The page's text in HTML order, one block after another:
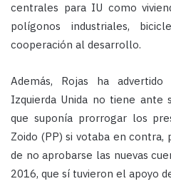
centrales para IU como
polígonos industriales,
cooperación al desarrollo.
Además, Rojas ha
Izquierda Unida no tiene ante
que suponía prorrogar los
Zoido (PP) si votaba en
de no aprobarse las nuevas
2016, que sí tuvieron el apoyo